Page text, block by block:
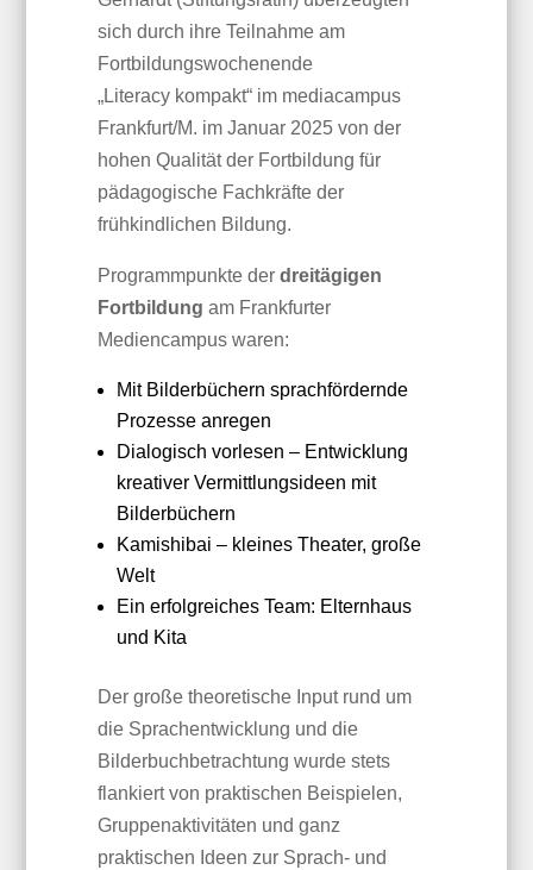
sich durch ihre Teilnahme am
Fortbildungswochenende
„Literacy kompakt“ im mediacampus
Frankfurt/M. im Januar 2025 von der
hohen Qualität der Fortbildung für
pädagogische Fachkräfte der
frühkindlichen Bildung.
Programmpunkte derdreitägigen
Fortbildung am Frankfurter
Mediencampus waren:
Mit Bilderbüchern sprachfördernde
Prozesse anregen
Dialogisch vorlesen – Entwicklung
kreativer Vermittlungsideen mit
Bilderbüchern
Kamishibai – kleines Theater, große
Welt
Ein erfolgreiches Team: Elternhaus
und Kita
Der große theoretische Input rund um
die Sprachentwicklung und die
Bilderbuchbetrachtung wurde stets
flankiert von praktischen Beispielen,
Gruppenaktivitäten und ganz
praktischen Ideen zur Sprach- und